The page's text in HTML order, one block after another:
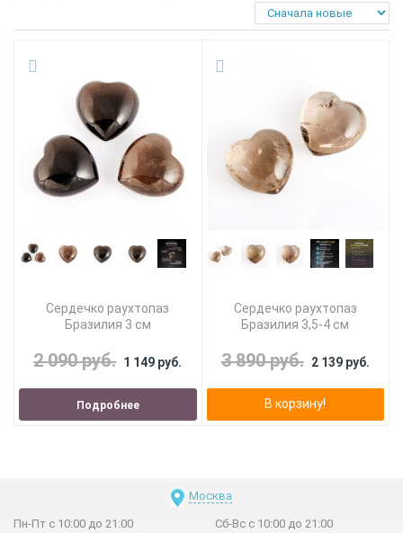
Сердечко раухтопаз
Бразилия 3 см
2 090 руб. 1 149 руб.
Подробнее
Сердечко раухтопаз
Бразилия 3,5-4 см
3 890 руб. 2 139 руб.
В корзину!
Москва
Пн-Пт с 10:00 до 21:00 Сб-Вс с 10:00 до 21:00